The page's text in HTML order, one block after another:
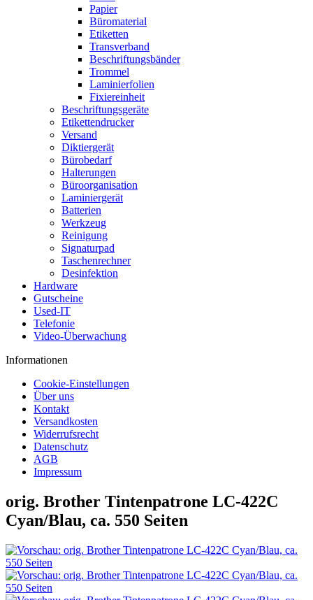
Papier
Büromaterial
Etiketten
Transverband
Beschriftungsbänder
Trommel
Laminierfolien
Fixiereinheit
Beschriftungsgeräte
Etikettendrucker
Versand
Diktiergerät
Bürobedarf
Halterungen
Büroorganisation
Laminiergerät
Batterien
Werkzeug
Reinigung
Signaturpad
Taschenrechner
Desinfektion
Hardware
Gutscheine
Used-IT
Telefonie
Video-Überwachung
Informationen
Cookie-Einstellungen
Über uns
Kontakt
Versandkosten
Widerrufsrecht
Datenschutz
AGB
Impressum
orig. Brother Tintenpatrone LC-422C
Cyan/Blau, ca. 550 Seiten